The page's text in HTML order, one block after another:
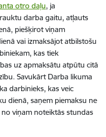
otro daļu, ja
darba gaitu, atļauts
piešķirot viņam
vai izmaksājot atbilstošu
kas tiek
uz apmaksātu atpūtu citā
Savukārt Darba likuma
darbinieks, kas veic
dienā, saņem piemaksu ne
viņam noteiktās stundas